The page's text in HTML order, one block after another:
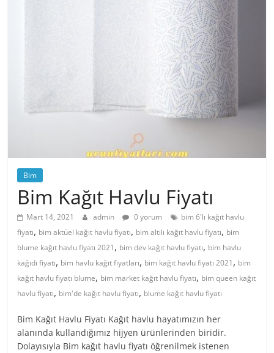
Bim
Bim Kağıt Havlu Fiyatı
Mart 14, 2021 admin 0 yorum
bim 6'lı kağıt havlu
fiyatı, bim aktüel kağıt havlu fiyatı, bim altılı kağıt havlu fiyatı, bim
blume kağıt havlu fiyatı 2021, bim dev kağıt havlu fiyatı, bim havlu
kağıdı fiyatı, bim havlu kağıt fiyatları, bim kağıt havlu fiyatı 2021, bim
kağıt havlu fiyatı blume, bim market kağıt havlu fiyatı, bim queen kağıt
havlu fiyatı, bim'de kağıt havlu fiyatı, blume kağıt havlu fiyatı
Bim Kağıt Havlu Fiyatı Kağıt havlu hayatımızın her
alanında kullandığımız hijyen ürünlerinden biridir.
Dolayısıyla Bim kağıt havlu fiyatı öğrenilmek istenen